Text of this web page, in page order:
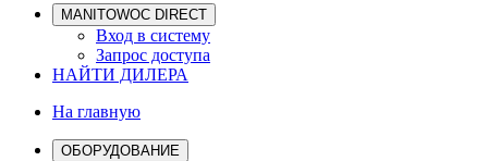
MANITOWOC DIRECT
Вход в систему
Запрос доступа
НАЙТИ ДИЛЕРА
На главную
ОБОРУДОВАНИЕ